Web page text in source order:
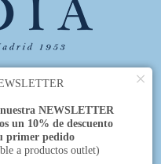
primera perfumería
el premio otorgado
a la mejor perfumería
×
NEWSLETTER
un 10% de descuento
primer pedido
a productos outlet)